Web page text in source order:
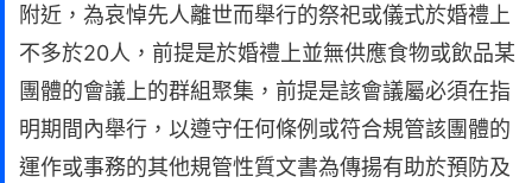
附近，為哀悼先人離世而舉行的祭祀或儀式於婚禮上
不多於20人，前提是於婚禮上並無供應食物或飲品某
團體的會議上的群組聚集，前提是該會議屬必須在指
明期間內舉行，以遵守任何條例或符合規管該團體的
運作或事務的其他規管性質文書為傳揚有助於預防及